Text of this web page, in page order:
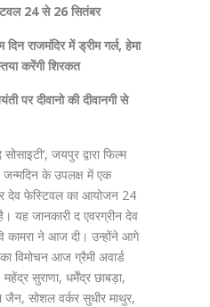
24 से 26 सितंबर
राजमंदिर में ड्रीम गर्ल, हेमा
करेंगी शिरकत
पर दीवानो की दीवानगी से
जयपुर द्वारा फिल्म
के उपलक्ष में एक
देव फेस्टिवल का आयोजन 24
यह जानकारी द एवरग्रीन देव
कामरा ने आज दी। उन्होंने आगे
विमोचन आज ग्रैमी अवार्ड
सुराणा, धर्मेंद्र छाबड़ा,
जैन, सोशल वर्कर सुधीर माथुर,